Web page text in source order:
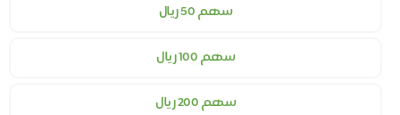
سهم 50 ريال
سهم 100 ريال
سهم 200 ريال